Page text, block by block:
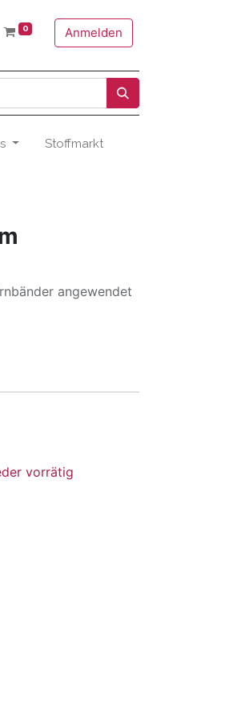
0 Anmelden
Stoffmarkt
angewendet
vorrätig